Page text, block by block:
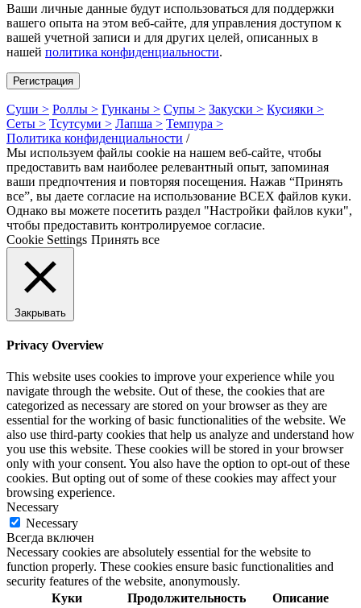
Ваши личные данные будут использоваться для поддержки
вашего опыта на этом веб-сайте, для управления доступом к
вашей учетной записи и для других целей, описанных в
нашей политика конфиденциальности.
Регистрация
Суши > Роллы > Гунканы > Супы > Закуски > Кусияки >
Сеты > Тсутсуми > Лапша > Темпура >
Политика конфиденциальности /
Мы используем файлы cookie на нашем веб-сайте, чтобы
предоставить вам наиболее релевантный опыт, запоминая
ваши предпочтения и повторяя посещения. Нажав “Принять
все”, вы даете согласие на использование ВСЕХ файлов куки.
Однако вы можете посетить раздел "Настройки файлов куки",
чтобы предоставить контролируемое согласие.
Cookie Settings Принять все
Закрывать
Privacy Overview
This website uses cookies to improve your experience while you
navigate through the website. Out of these, the cookies that are
categorized as necessary are stored on your browser as they are
essential for the working of basic functionalities of the website. We
also use third-party cookies that help us analyze and understand how
you use this website. These cookies will be stored in your browser
only with your consent. You also have the option to opt-out of these
cookies. But opting out of some of these cookies may affect your
browsing experience.
Necessary
Necessary
Всегда включен
Necessary cookies are absolutely essential for the website to
function properly. These cookies ensure basic functionalities and
security features of the website, anonymously.
Куки
Продолжительность Описание